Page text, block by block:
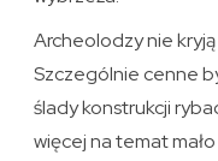
Archeolodzy nie
Szczególnie cenne
ślady konstrukcji
więcej na temat